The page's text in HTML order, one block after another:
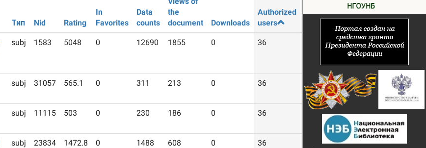
Тип Nid Rating
In
Favorites
Data
counts
the
document
Downloads
Authorized
users
Guest
subj 1583 5048 0 12690 1855 0 36
subj 31057 565.1 0 311 213 0 36 213
subj 11115 503 0 230 186 0 36
subj 23834 1472.8 0 1488 608 0 36